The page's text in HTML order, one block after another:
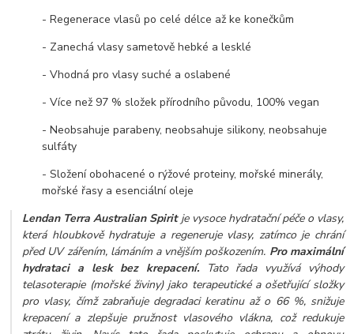
- Regenerace vlasů po celé délce až ke konečkům
- Zanechá vlasy sametově hebké a lesklé
- Vhodná pro vlasy suché a oslabené
- Více než 97 % složek přírodního původu, 100% vegan
- Neobsahuje parabeny, neobsahuje silikony, neobsahuje
sulfáty
- Složení obohacené o rýžové proteiny, mořské minerály,
mořské řasy a esenciální oleje
Lendan Terra Australian Spirit je vysoce hydratační péče o vlasy,
která hloubkově hydratuje a regeneruje vlasy, zatímco je chrání
před UV zářením, lámáním a vnějším poškozením. Pro maximální
hydrataci a lesk bez krepacení. Tato řada využívá výhody
telasoterapie (mořské živiny) jako terapeutické a ošetřující složky
pro vlasy, čímž zabraňuje degradaci keratinu až o 66 %, snižuje
krepacení a zlepšuje pružnost vlasového vlákna, což redukuje